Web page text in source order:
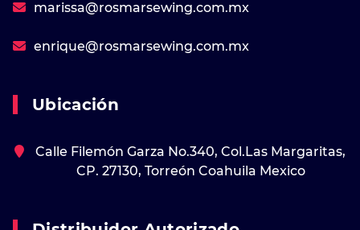
marissa@rosmarsewing.com.mx
enrique@rosmarsewing.com.mx
Ubicación
Calle Filemón Garza No.340, Col.Las Margaritas,
CP. 27130, Torreón Coahuila Mexico